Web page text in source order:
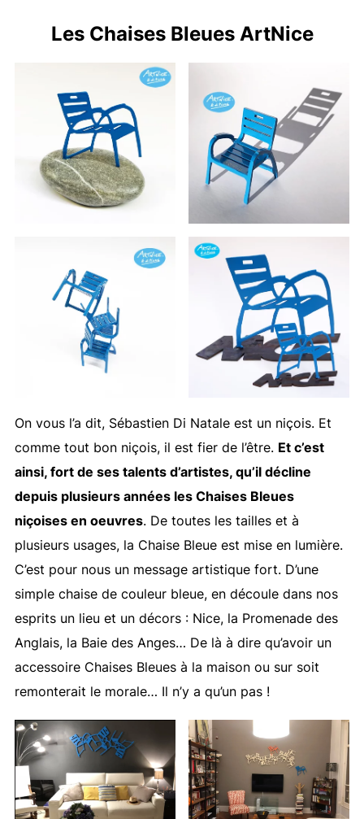
Les Chaises Bleues ArtNice
On vous l’a dit, Sébastien Di Natale est un niçois. Et
comme tout bon niçois, il est fier de l’être. Et c’est
ainsi, fort de ses talents d’artistes, qu’il décline
depuis plusieurs années les Chaises Bleues
niçoises en oeuvres. De toutes les tailles et à
plusieurs usages, la Chaise Bleue est mise en lumière.
C’est pour nous un message artistique fort. D’une
simple chaise de couleur bleue, en découle dans nos
esprits un lieu et un décors : Nice, la Promenade des
Anglais, la Baie des Anges… De là à dire qu’avoir un
accessoire Chaises Bleues à la maison ou sur soit
remonterait le morale… Il n’y a qu’un pas !